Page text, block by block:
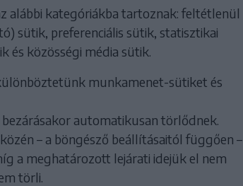
alábbi kategóriákba tartoznak: feltétlenül
sütik, preferenciális sütik, statisztikai
és közösségi média sütik.
munkamenet-sütiket és
automatikusan törlődnek.
– a böngésző beállításaitól függően –
a meghatározott lejárati idejük el nem
törli.